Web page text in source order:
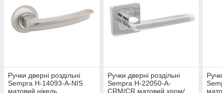
Ручки дверні роздільні
Sempra H-14093-A-NIS
матовий нікель
Ручки дверні роздільні
Sempra H-22050-A-
CRM/CR матовий хром/